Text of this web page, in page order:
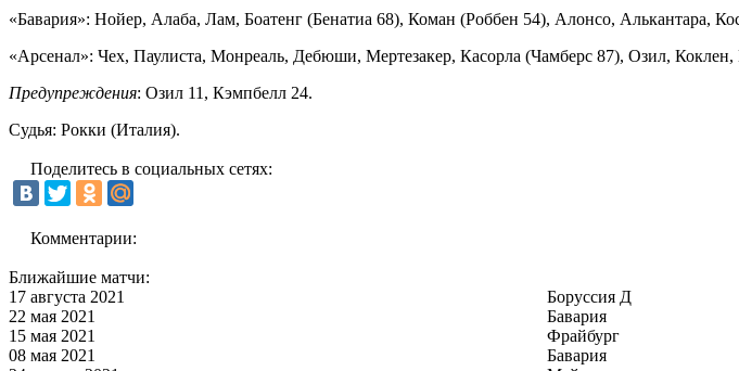
«Бавария»: Нойер, Алаба, Лам, Боатенг (Бенатиа 68), Коман (Роббен 54), Алонсо, Алькантара,
«Арсенал»: Чех, Паулиста, Монреаль, Дебюши, Мертезакер, Касорла (Чамберс 87), Озил,
Предупреждения: Озил 11, Кэмпбелл 24.
Судья: Рокки (Италия).
Поделитесь в социальных сетях:
Комментарии:
Ближайшие матчи:
17 августа 2021
Боруссия Д
22 мая 2021
Бавария
15 мая 2021
Фрайбург
08 мая 2021
Бавария